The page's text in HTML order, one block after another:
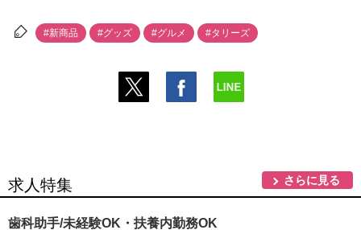
#新商品 #グッズ #グルメ #タリーズ
求人特集 さらに見る
歯科助手/未経験OK・扶養内勤務OK